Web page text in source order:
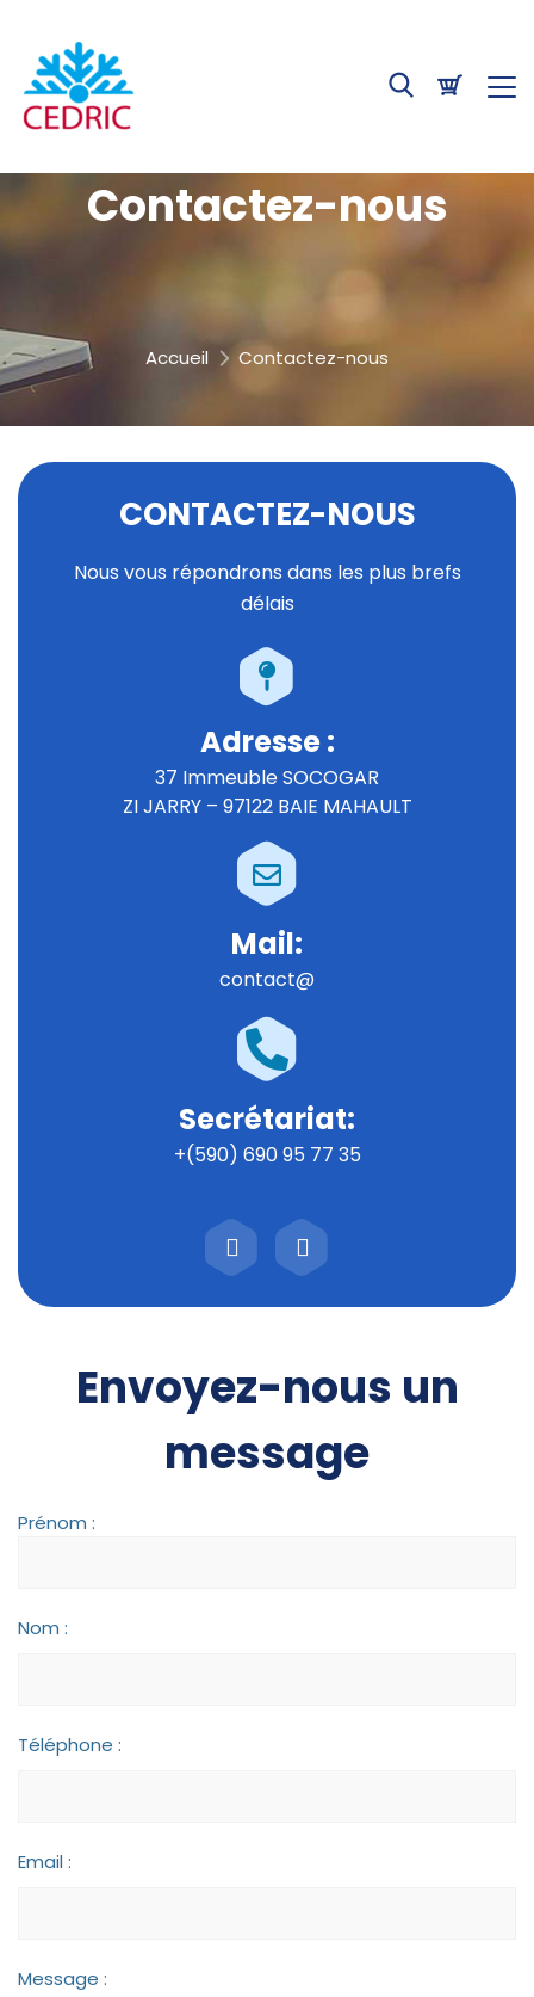
Contactez-nous
Accueil Contactez-nous
CONTACTEZ-NOUS
Nous vous répondrons dans les plus brefs
délais
Adresse :
37 Immeuble SOCOGAR
ZI JARRY – 97122 BAIE MAHAULT
Mail:
contact@
Secrétariat:
+(590) 690 95 77 35
Envoyez-nous un
message
Prénom :
Nom :
Téléphone :
Email :
Message :